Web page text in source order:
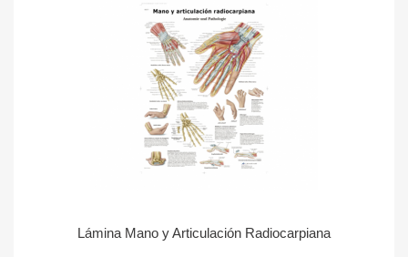
Lámina Mano y Articulación Radiocarpiana